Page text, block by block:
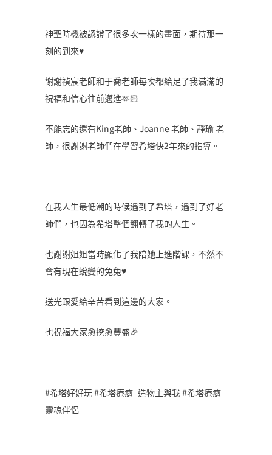
神聖時機被認證了很多次一樣的畫面，期待那一
刻的到來♥️
謝謝禎宸老師和于喬老師每次都給足了我滿滿的
祝福和信心往前邁進🫶🏻
不能忘的還有King老師、Joanne 老師、靜瑜 老
師，很謝謝老師們在學習希塔快2年來的指導。
在我人生最低潮的時候遇到了希塔，遇到了好老
師們，也因為希塔整個翻轉了我的人生。
也謝謝姐姐當時顯化了我陪她上進階課，不然不
會有現在蛻變的兔兔♥️
送光跟愛給辛苦看到這邊的大家。
也祝福大家愈挖愈豐盛🎉
#希塔好好玩 #希塔療癒_造物主與我 #希塔療癒_
靈魂伴侶